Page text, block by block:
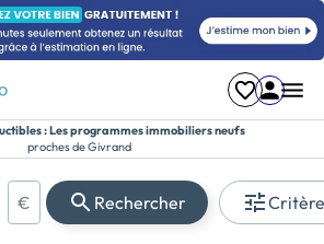
: Les programmes immobiliers neufs
proches de Givrand
CP
Prix maximum
€ Rechercher